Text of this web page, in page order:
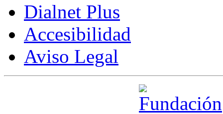
Dialnet Plus
Accesibilidad
Aviso Legal